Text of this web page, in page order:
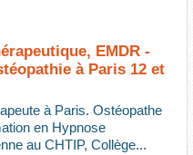
EMDR -
à Paris 12 et
à Paris. Ostéopathe
en Hypnose
au CHTIP, Collège...